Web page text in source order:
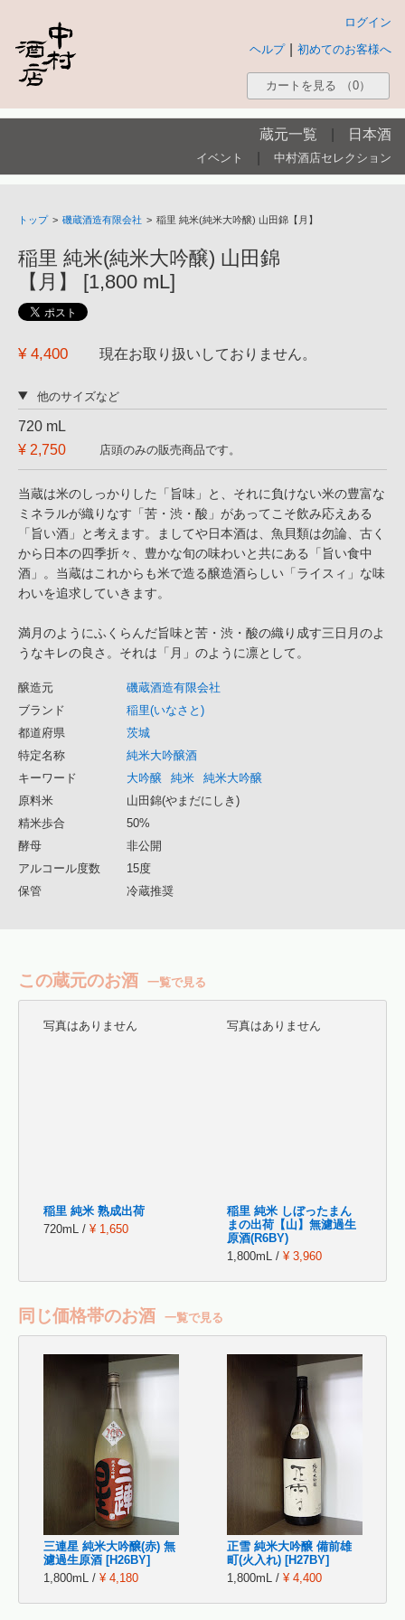
ログイン
初めてのお客様へ
ヘルプ
カートを見る （0）
蔵元一覧 日本酒
イベント 中村酒店セレクション
トップ > 磯蔵酒造有限会社 > 稲里 純米(純米大吟醸) 山田錦【月】
稲里 純米(純米大吟醸) 山田錦
【月】 [1,800 mL]
¥ 4,400 現在お取り扱いしておりません。
他のサイズなど
720 mL
¥ 2,750
店頭のみの販売商品です。
当蔵は米のしっかりした「旨味」と、それに負けない米の豊富な
ミネラルが織りなす「苦・渋・酸」があってこそ飲み応えある
「旨い酒」と考えます。ましてや日本酒は、魚貝類は勿論、古く
から日本の四季折々、豊かな旬の味わいと共にある「旨い食中
酒」。当蔵はこれからも米で造る醸造酒らしい「ライスィ」な味
わいを追求していきます。
満月のようにふくらんだ旨味と苦・渋・酸の織り成す三日月のよ
うなキレの良さ。それは「月」のように凛として。
醸造元
磯蔵酒造有限会社
ブランド
稲里(いなさと)
都道府県
茨城
特定名称
純米大吟醸酒
キーワード
大吟醸 純米
純米大吟醸
原料米
山田錦(やまだにしき)
精米歩合
50%
酵母
非公開
アルコール度数
15度
保管
冷蔵推奨
この蔵元のお酒 一覧で見る
写真はありません
稲里 純米 熟成出荷
720mL / ¥ 1,650
写真はありません
稲里 純米 しぼったまん
まの出荷【山】無濾過生
原酒(R6BY)
1,800mL / ¥ 3,960
同じ価格帯のお酒 一覧で見る
三連星 純米大吟醸(赤) 無
濾過生原酒 [H26BY]
1,800mL / ¥ 4,180
正雪 純米大吟醸 備前雄
町(火入れ) [H27BY]
1,800mL / ¥ 4,400